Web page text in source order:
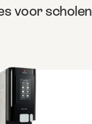
voor scholen